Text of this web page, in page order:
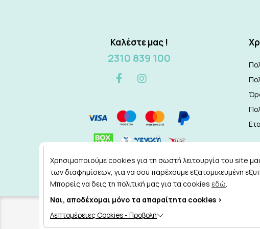
Καλέστε μας !
2310 839 100
Copyright © 2026tealbox.gr
Χρησιμοποιούμε cookies για τη σωστή λειτουργία του site
των διαφημίσεων, για να σου παρέχουμε εξατομικευμένη
Μπορείς να δεις τη πολιτική μας για τα cookies εδώ.
Ναι, αποδέχομαι μόνο τα απαραίτητα cookies >
Λεπτομέρειες Cookies - Προβολή